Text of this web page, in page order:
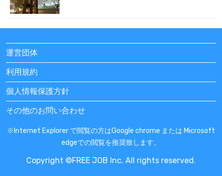
運営団体
利用規約
個人情報保護方針
その他のお問い合わせ
※Internet Explorer で閲覧の方はGoogle chrome または Microsoft
edgeでの閲覧を推奨致します。
Copyright ©FREE JOB Inc. All rights reserved.